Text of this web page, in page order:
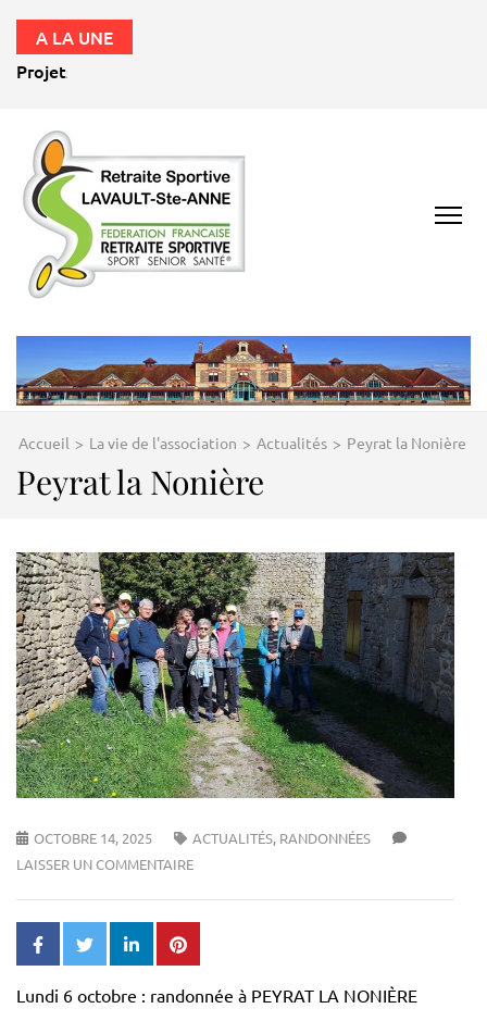
A LA UNE
Projets 2026 – 2027
03100
Accueil > La vie de l'association > Actualités > Peyrat la Nonière
Peyrat la Nonière
OCTOBRE 14, 2025 ACTUALITÉS, RANDONNÉES
LAISSER UN COMMENTAIRE
Lundi 6 octobre : randonnée à PEYRAT LA NONIÈRE